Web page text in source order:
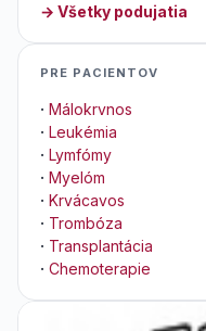
→ Všetky podujatia
PRE PACIENTOV
· Málokrvnos
· Leukémia
· Lymfómy
· Myelóm
· Krvácavos
· Trombóza
· Transplantácia
· Chemoterapie